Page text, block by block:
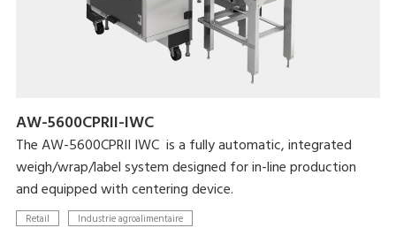
AW-5600CPRII-IWC
The AW-5600CPRII IWC is a fully automatic, integrated
weigh/wrap/label system designed for in-line production
and equipped with centering device.
Retail Industrie agroalimentaire